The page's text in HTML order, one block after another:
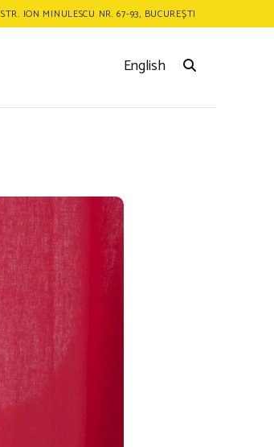
STR. ION MINULESCU NR. 67-93, BUCUREȘTI
English